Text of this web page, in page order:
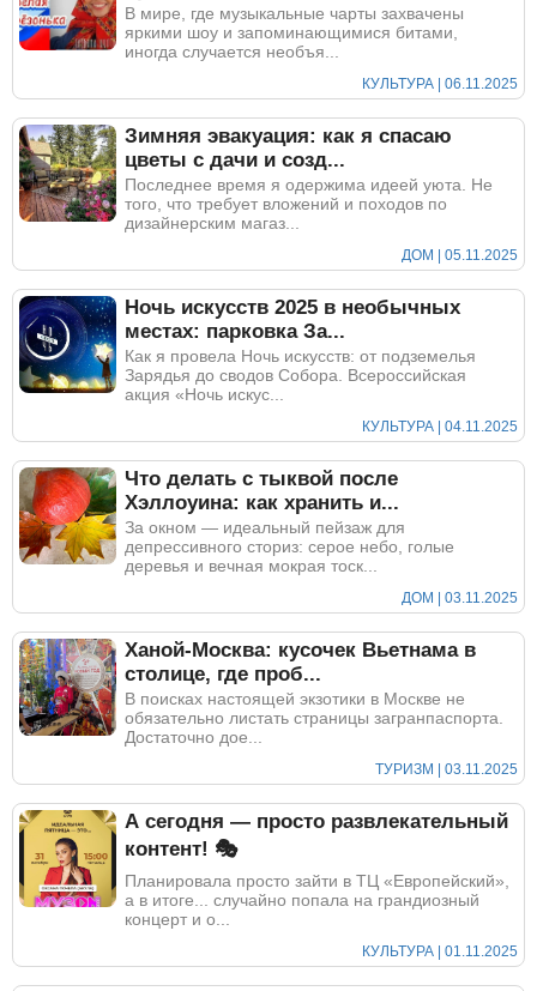
В мире, где музыкальные чарты захвачены
яркими шоу и запоминающимися битами,
иногда случается необъя...
КУЛЬТУРА | 06.11.2025
Зимняя эвакуация: как я спасаю
цветы с дачи и созд...
Последнее время я одержима идеей уюта. Не
того, что требует вложений и походов по
дизайнерским магаз...
ДОМ | 05.11.2025
Ночь искусств 2025 в необычных
местах: парковка За...
Как я провела Ночь искусств: от подземелья
Зарядья до сводов Собора. Всероссийская
акция «Ночь искус...
КУЛЬТУРА | 04.11.2025
Что делать с тыквой после
Хэллоуина: как хранить и...
За окном — идеальный пейзаж для
депрессивного сториз: серое небо, голые
деревья и вечная мокрая тоск...
ДОМ | 03.11.2025
Ханой-Москва: кусочек Вьетнама в
столице, где проб...
В поисках настоящей экзотики в Москве не
обязательно листать страницы загранпаспорта.
Достаточно дое...
ТУРИЗМ | 03.11.2025
А сегодня — просто развлекательный
контент! 🎭
Планировала просто зайти в ТЦ «Европейский»,
а в итоге... случайно попала на грандиозный
концерт и о...
КУЛЬТУРА | 01.11.2025